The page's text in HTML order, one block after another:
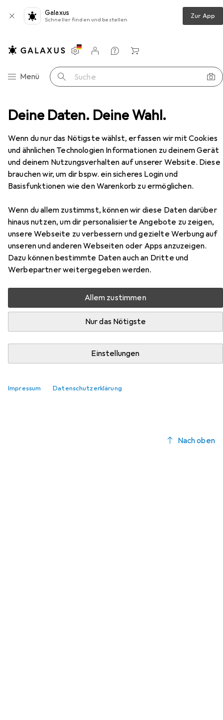
Deine Daten. Deine Wahl.
Wenn du nur das Nötigste wählst, erfassen wir mit Cookies
und ähnlichen Technologien Informationen zu deinem Gerät
und deinem Nutzungsverhalten auf unserer Website. Diese
brauchen wir, um dir bspw. ein sicheres Login und
Basisfunktionen wie den Warenkorb zu ermöglichen.
Wenn du allem zustimmst, können wir diese Daten darüber
hinaus nutzen, um dir personalisierte Angebote zu zeigen,
unsere Webseite zu verbessern und gezielte Werbung auf
unseren und anderen Webseiten oder Apps anzuzeigen.
Dazu können bestimmte Daten auch an Dritte und
Werbepartner weitergegeben werden.
Allem zustimmen
Nur das Nötigste
Einstellungen
Impressum Datenschutzerklärung
Galaxus
Schneller finden und bestellen Zur App
Navigation nach Kategorien
Menü Suche
Einstellungen
Kundenkonto
Vergleichslisten
Merklisten
Warenkorb
Couchtisch + Beistelltisch Skye Decor Treasure
EUR
184,37
Skye Decor Treasure
65 x 105 x 40 cm
Zubehör für Skye Decor Treasure
Hier findest du passendes Zubehör zum Produkt Skye
Decor Treasure aus der Kategorie Möbelgleiter +
Schutzpuffer.
Relevanz
Produktliste
EUR
9,41 EUR
Teppich-Gleiter
Nach oben